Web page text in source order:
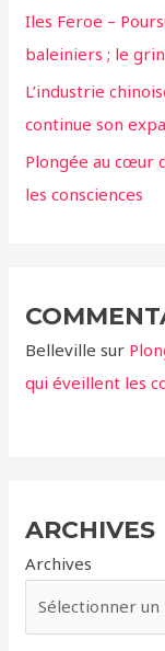
du
couple
dresseurs
Poliakov-
Bruneau
r
:
Iles Feroe –
baleiniers ; le
L’industrie
continue son
Plongée au cœur
les consciences
Belleville sur
qui éveillent les
ARCHIVES
Archives